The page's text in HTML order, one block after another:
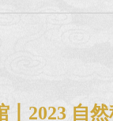
丨2023 自